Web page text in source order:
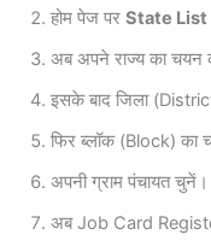
होम पेज परState List
अब अपने राज्य का चयन
इसके बाद जिला
फिर ब्लॉक (Block) का
अपनी ग्राम पंचायत चुनें।
अब Job Card